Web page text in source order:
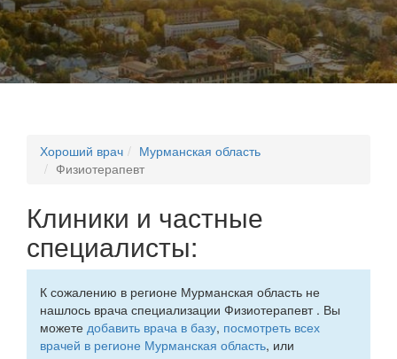
Хороший врач
Мурманская область
Физиотерапевт
Клиники и частные
специалисты:
К сожалению в регионе Мурманская область не
нашлось врача специализации Физиотерапевт . Вы
можете добавить врача в базу, посмотреть всех
врачей в регионе Мурманская область, или